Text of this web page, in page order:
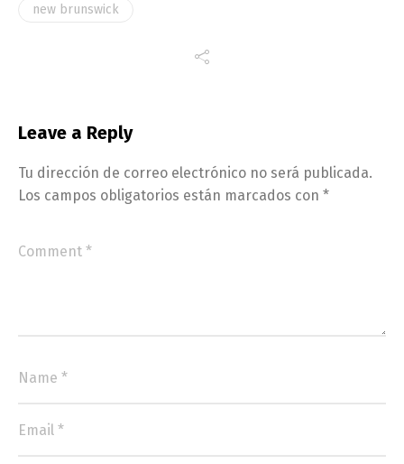
new brunswick
Leave a Reply
Tu dirección de correo electrónico no será publicada.
Los campos obligatorios están marcados con *